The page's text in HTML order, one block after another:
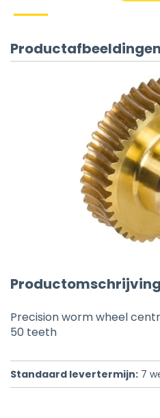
Productafbeeldingen
Productomschrijving
Precision worm wheel
50 teeth
Standaard levertermijn: 7